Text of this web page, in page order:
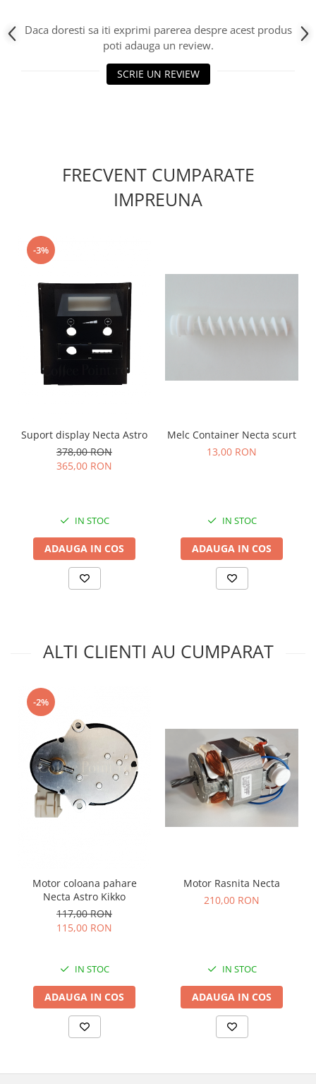
Daca doresti sa iti exprimi parerea despre acest produs
poti adauga un review.
SCRIE UN REVIEW
FRECVENT CUMPARATE
IMPREUNA
-3%
Suport display Necta Astro
378,00 RON
365,00 RON
IN STOC
ADAUGA IN COS
Melc Container Necta scurt
13,00 RON
IN STOC
ADAUGA IN COS
ALTI CLIENTI AU CUMPARAT
-2%
Motor coloana pahare
Necta Astro Kikko
117,00 RON
115,00 RON
IN STOC
ADAUGA IN COS
Motor Rasnita Necta
210,00 RON
IN STOC
ADAUGA IN COS